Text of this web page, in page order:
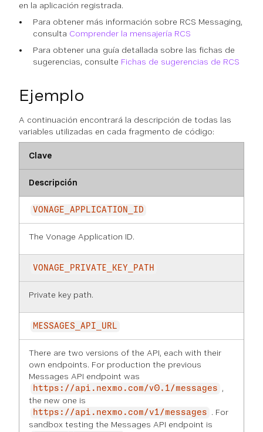
en la aplicación registrada.
Para obtener más información sobre RCS Messaging,
consulta Comprender la mensajería RCS
Para obtener una guía detallada sobre las fichas de
sugerencias, consulte Fichas de sugerencias de RCS
Ejemplo
A continuación encontrará la descripción de todas las
variables utilizadas en cada fragmento de código:
Clave
Descripción
VONAGE_APPLICATION_ID
The Vonage Application ID.
VONAGE_PRIVATE_KEY_PATH
Private key path.
MESSAGES_API_URL
There are two versions of the API, each with their
own endpoints. For production the previous
Messages API endpoint was
https://api.nexmo.com/v0.1/messages
,
the new one is
https://api.nexmo.com/v1/messages
. For
sandbox testing the Messages API endpoint is